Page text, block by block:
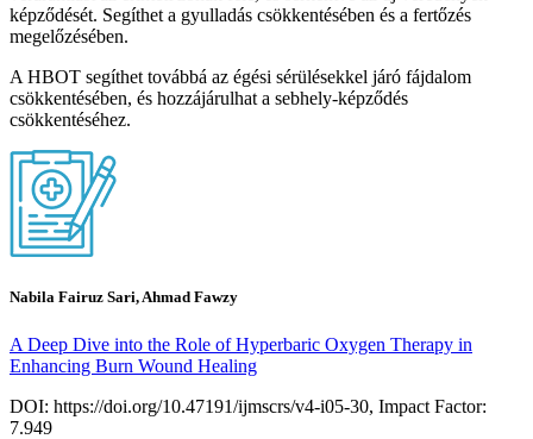
képződését. Segíthet a gyulladás csökkentésében és a fertőzés
megelőzésében.
A HBOT segíthet továbbá az égési sérülésekkel járó fájdalom
csökkentésében, és hozzájárulhat a sebhely-képződés
csökkentéséhez.
Nabila Fairuz Sari, Ahmad Fawzy
A Deep Dive into the Role of Hyperbaric Oxygen Therapy in
Enhancing Burn Wound Healing
DOI: https://doi.org/10.47191/ijmscrs/v4-i05-30, Impact Factor:
7.949